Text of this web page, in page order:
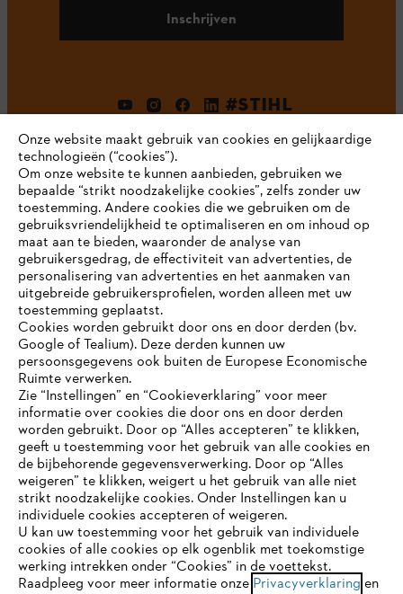
Inschrijven
#STIHL
Bedrijf
STIHL FAQ
Contact
Gegevensbescherming Impressum
Cookie-informatie Juridische informatie
JE BROWSER WORDT NIET
ONDERSTEUND
Je gebruikt een browser die we nog niet ondersteunen. Om
onze website optimaal te kunnen gebruiken, raden we aan dat
je overschakelt op één van de volgende browsers:
Onze website maakt gebruik van cookies en gelijkaardige
technologieën (“cookies”).
Om onze website te kunnen aanbieden, gebruiken we
bepaalde “strikt noodzakelijke cookies”, zelfs zonder uw
toestemming. Andere cookies die we gebruiken om de
gebruiksvriendelijkheid te optimaliseren en om inhoud op
maat aan te bieden, waaronder de analyse van
gebruikersgedrag, de effectiviteit van advertenties, de
personalisering van advertenties en het aanmaken van
uitgebreide gebruikersprofielen, worden alleen met uw
toestemming geplaatst.
Cookies worden gebruikt door ons en door derden (bv.
Google of Tealium). Deze derden kunnen uw
persoonsgegevens ook buiten de Europese Economische
Ruimte verwerken.
Zie “Instellingen” en “Cookieverklaring” voor meer
informatie over cookies die door ons en door derden
worden gebruikt. Door op “Alles accepteren” te klikken,
geeft u toestemming voor het gebruik van alle cookies en
de bijbehorende gegevensverwerking. Door op “Alles
weigeren” te klikken, weigert u het gebruik van alle niet
strikt noodzakelijke cookies. Onder Instellingen kan u
individuele cookies accepteren of weigeren.
U kan uw toestemming voor het gebruik van individuele
cookies of alle cookies op elk ogenblik met toekomstige
werking intrekken onder “Cookies” in de voettekst.
Raadpleeg voor meer informatie onze Privacyverklaring en